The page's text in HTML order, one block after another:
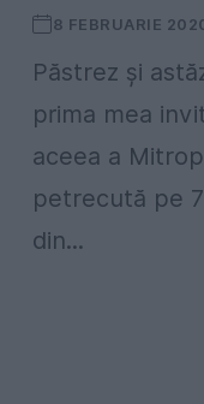
8 FEBRUARIE
Păstrez şi
prima mea
aceea a
petrecută pe
din...